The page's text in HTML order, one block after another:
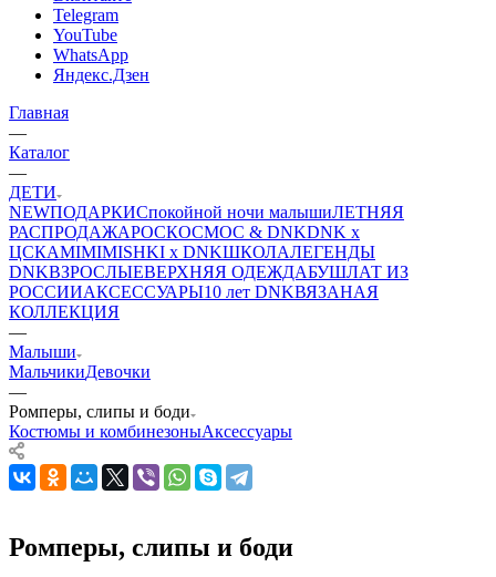
Telegram
YouTube
WhatsApp
Яндекс.Дзен
Главная
—
Каталог
—
ДЕТИ
NEWПОДАРКИСпокойной ночи малышиЛЕТНЯЯ
РАСПРОДАЖАРОСКОСМОС & DNKDNK x
ЦСКАMIMIMISHKI x DNKШКОЛАЛЕГЕНДЫ
DNKВЗРОСЛЫЕВЕРХНЯЯ ОДЕЖДАБУШЛАТ ИЗ
РОССИИАКСЕССУАРЫ10 лет DNKВЯЗАНАЯ
КОЛЛЕКЦИЯ
—
Малыши
МальчикиДевочки
—
Ромперы, слипы и боди
Костюмы и комбинезоныАксессуары
Ромперы, слипы и боди